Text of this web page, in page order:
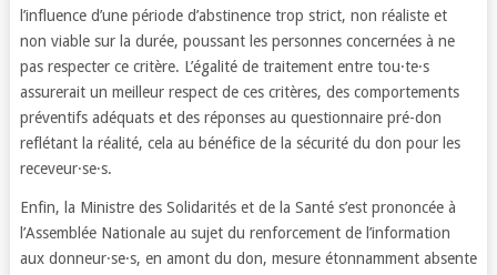
l’influence d’une période d’abstinence trop strict, non réaliste et
non viable sur la durée, poussant les personnes concernées à ne
pas respecter ce critère. L’égalité de traitement entre tou·te·s
assurerait un meilleur respect de ces critères, des comportements
préventifs adéquats et des réponses au questionnaire pré-don
reflétant la réalité, cela au bénéfice de la sécurité du don pour les
receveur·se·s.
Enfin, la Ministre des Solidarités et de la Santé s’est prononcée à
l’Assemblée Nationale au sujet du renforcement de l’information
aux donneur·se·s, en amont du don, mesure étonnamment absente